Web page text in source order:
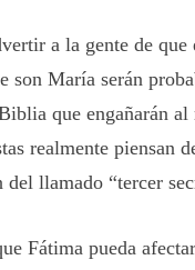
a la gente de
son María serán
que engañarán
realmente piensan
llamado “tercer
Fátima pueda